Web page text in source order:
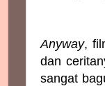
Anyway,
dan
sangat